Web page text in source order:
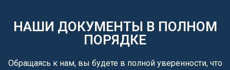
НАШИ ДОКУМЕНТЫ В ПОЛНОМ
ПОРЯДКЕ
Обращаясь к нам, вы будете в полной уверенности, что